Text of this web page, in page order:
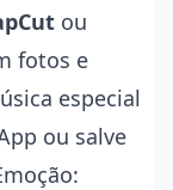
ou
fotos e
especial
ou salve